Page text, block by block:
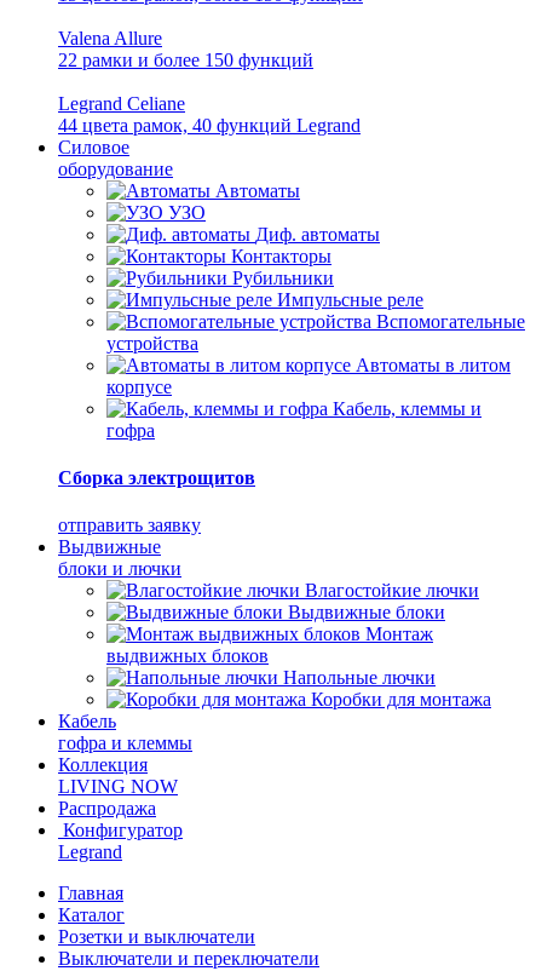
Valena Allure
22 рамки и более 150 функций
Legrand Celiane
44 цвета рамок, 40 функций Legrand
Силовое
оборудование
Автоматы
УЗО
Диф. автоматы
Контакторы
Рубильники
Импульсные реле
Вспомогательные
устройства
Автоматы в литом
корпусе
Кабель, клеммы и
гофра
Сборка электрощитов
отправить заявку
Выдвижные
блоки и лючки
Влагостойкие лючки
Выдвижные блоки
Монтаж
выдвижных блоков
Напольные лючки
Коробки для монтажа
Кабель
гофра и клеммы
Коллекция
LIVING NOW
Распродажа
Конфигуратор
Legrand
Главная
Каталог
Розетки и выключатели
Выключатели и переключатели